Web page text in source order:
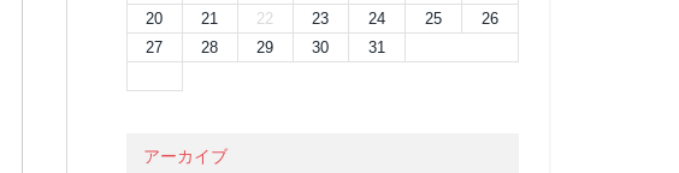
20
21 22 23 24 25
26
27
28 29 30 31
アーカイブ